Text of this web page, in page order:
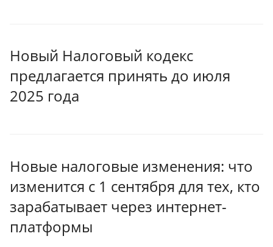
Новый Налоговый кодекс
предлагается принять до июля
2025 года
Новые налоговые изменения: что
изменится с 1 сентября для тех, кто
зарабатывает через интернет-
платформы